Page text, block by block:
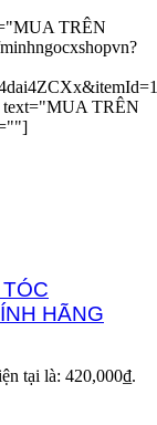
TRÊN
text="MUA TRÊN
HÃNG
tại là: 420,000₫.